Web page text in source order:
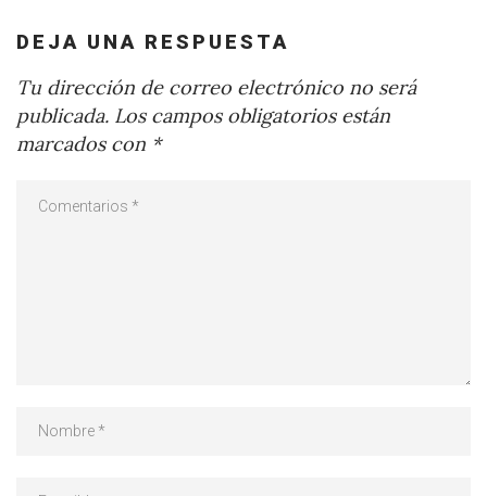
DEJA UNA RESPUESTA
Tu dirección de correo electrónico no será
publicada. Los campos obligatorios están
marcados con *